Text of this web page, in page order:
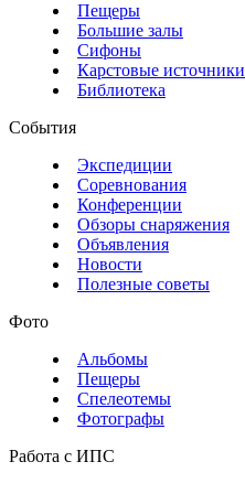
Пещеры
Большие залы
Сифоны
Карстовые источники
Библиотека
События
Экспедиции
Соревнования
Конференции
Обзоры снаряжения
Объявления
Новости
Полезные советы
Фото
Альбомы
Пещеры
Спелеотемы
Фотографы
Работа с ИПС